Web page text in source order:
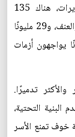
الاقتصادية والاجتماعية. ووفقًا للتقديرات، هناك 135
مليون طفل متأثرون أساسًا بالصراع والعنف، و29 مليونًا
الطبيعية، و94 مليونًا يواجهون أزمات
والأكثر تدميرًا.
التحتية،
خوف تمنع الأسر